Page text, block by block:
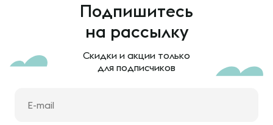
Подпишитесь
на рассылку
Скидки и акции только
для подписчиков